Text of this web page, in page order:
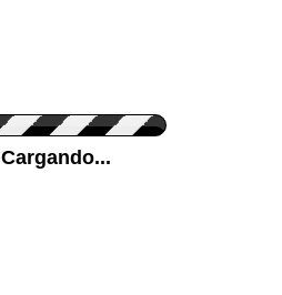
Cargando...
Pon tu foto de